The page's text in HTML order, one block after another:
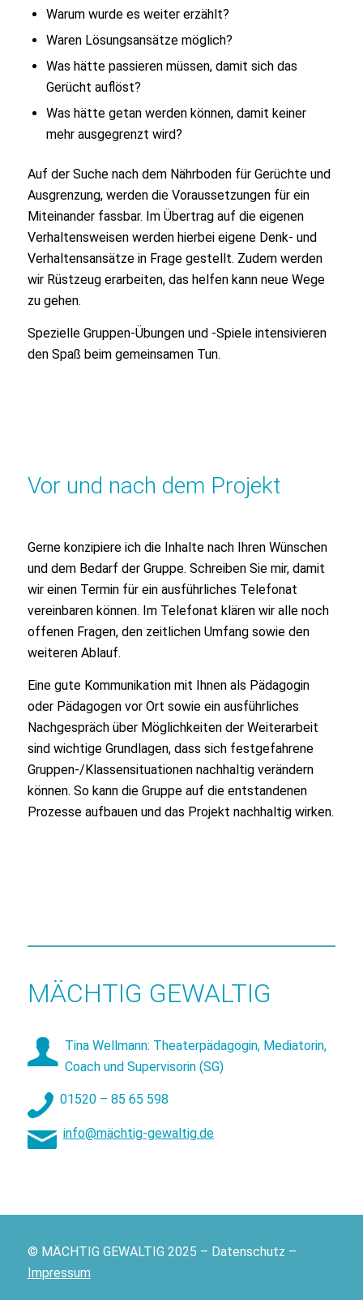
Warum wurde es weiter erzählt?
Waren Lösungsansätze möglich?
Was hätte passieren müssen, damit sich das
Gerücht auflöst?
Was hätte getan werden können, damit keiner
mehr ausgegrenzt wird?
Auf der Suche nach dem Nährboden für Gerüchte und
Ausgrenzung, werden die Voraussetzungen für ein
Miteinander fassbar. Im Übertrag auf die eigenen
Verhaltensweisen werden hierbei eigene Denk- und
Verhaltensansätze in Frage gestellt. Zudem werden
wir Rüstzeug erarbeiten, das helfen kann neue Wege
zu gehen.
Spezielle Gruppen-Übungen und -Spiele intensivieren
den Spaß beim gemeinsamen Tun.
Vor und nach dem Projekt
Gerne konzipiere ich die Inhalte nach Ihren Wünschen
und dem Bedarf der Gruppe. Schreiben Sie mir, damit
wir einen Termin für ein ausführliches Telefonat
vereinbaren können. Im Telefonat klären wir alle noch
offenen Fragen, den zeitlichen Umfang sowie den
weiteren Ablauf.
Eine gute Kommunikation mit Ihnen als Pädagogin
oder Pädagogen vor Ort sowie ein ausführliches
Nachgespräch über Möglichkeiten der Weiterarbeit
sind wichtige Grundlagen, dass sich festgefahrene
Gruppen-/Klassensituationen nachhaltig verändern
können. So kann die Gruppe auf die entstandenen
Prozesse aufbauen und das Projekt nachhaltig wirken.
MÄCHTIG GEWALTIG
Tina Wellmann: Theaterpädagogin, Mediatorin,
Coach und Supervisorin (SG)
01520 – 85 65 598
info@mächtig-gewaltig.de
© MÄCHTIG GEWALTIG 2025 – Datenschutz –
Impressum